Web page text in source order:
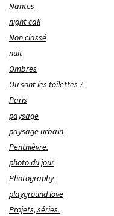
Nantes
night call
Non classé
nuit
Ombres
Ou sont les toilettes ?
Paris
paysage
paysage urbain
Penthièvre.
photo du jour
Photography
playground love
Projets, séries.